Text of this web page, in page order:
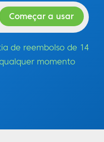
de reembolso de 14
momento